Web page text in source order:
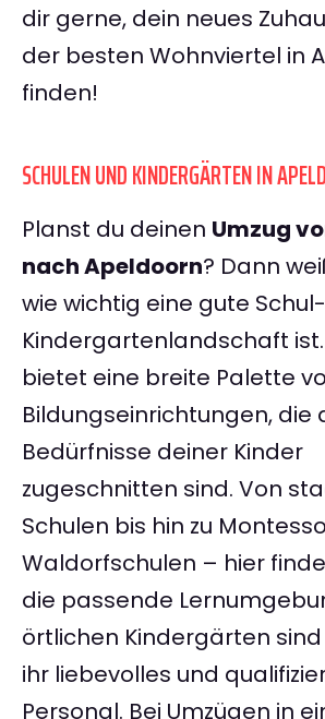
dir gerne, dein neues
der besten Wohnviertel in
finden!
SCHULEN UND KINDERGÄRTEN IN
Planst du deinen Umzug
nach Apeldoorn? Dann
wie wichtig eine gute
Kindergartenlandschaft
bietet eine breite Palette
Bildungseinrichtungen, die
Bedürfnisse deiner Kinder
zugeschnitten sind. Von
Schulen bis hin zu
Waldorfschulen – hier
die passende
örtlichen Kindergärten
ihr liebevolles und
Personal. Bei Umzügen in